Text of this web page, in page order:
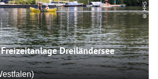
Dreiländersee
© HHS